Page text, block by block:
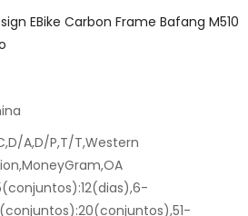
EBike Carbon Frame Bafang M510
A,D/P,T/T,Western